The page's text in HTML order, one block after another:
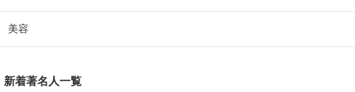
美容
新着著名人一覧